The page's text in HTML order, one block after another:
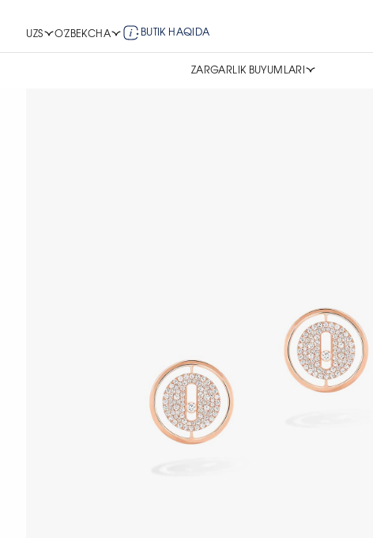
UZS O'ZBEKCHA BUTIK HAQIDA
ZARGARLIK BUYUMLARI